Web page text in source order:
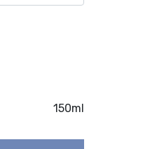
150ml